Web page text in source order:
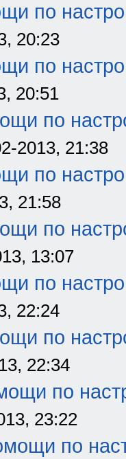
по
20:23
по
20:51
по
2013, 21:38
по
21:58
по
13:07
по
22:24
по
22:34
по
23:22
по